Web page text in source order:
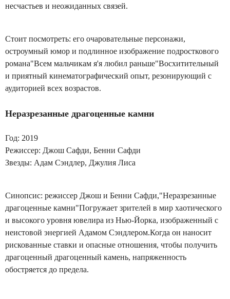
несчастьев и неожиданных связей.
Стоит посмотреть: его очаровательные персонажи,
остроумный юмор и подлинное изображение подросткового
романа"Всем мальчикам я'я любил раньше"Восхитительный
и приятный кинематографический опыт, резонирующий с
аудиторией всех возрастов.
Неразрезанные драгоценные камни
Год: 2019
Режиссер: Джош Сафди, Бенни Сафди
Звезды: Адам Сэндлер, Джулия Лиса
Синопсис: режиссер Джош и Бенни Сафди,"Неразрезанные
драгоценные камни"Погружает зрителей в мир хаотического
и высокого уровня ювелира из Нью-Йорка, изображенный с
неистовой энергией Адамом Сэндлером.Когда он наносит
рискованные ставки и опасные отношения, чтобы получить
драгоценный драгоценный камень, напряженность
обостряется до предела.